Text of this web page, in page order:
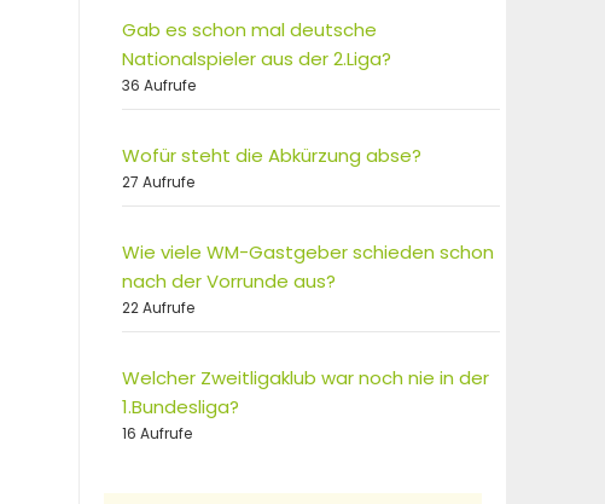
Gab es schon mal deutsche
Nationalspieler aus der 2.Liga?
36 Aufrufe
Wofür steht die Abkürzung abse?
27 Aufrufe
Wie viele WM-Gastgeber schieden schon
nach der Vorrunde aus?
22 Aufrufe
Welcher Zweitligaklub war noch nie in der
1.Bundesliga?
16 Aufrufe